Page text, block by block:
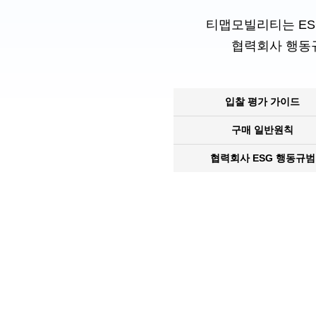
티맵모빌리티는
협력회사 행동
입찰 평가 가이드
구매 일반원칙
협력회사 ESG 행동규범